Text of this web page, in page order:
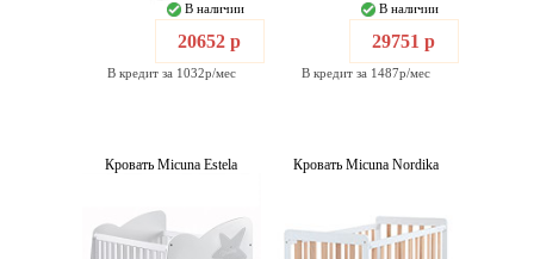
В наличии
20652 р
В кредит за 1032р/мес
В наличии
29751 р
В кредит за 1487р/мес
Кровать Micuna Estela Кровать Micuna Nordika